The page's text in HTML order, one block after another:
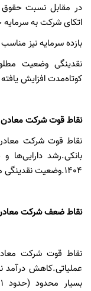
در مقابل نسبت
اتکای شرکت به
بازده سرمایه نیز
نقدینگی وضعیت
کوتاه‌مدت افزایش
نقاط قوت شرکت معادن
نقاط قوت شرکت معادن
بانکی.رشد
۱۴۰۴. وضعیت نقدینگی
نقاط ضعف شرکت
نقاط قوت شرکت
عملیاتی.کاهش
بسیار محدود (حدود ۱